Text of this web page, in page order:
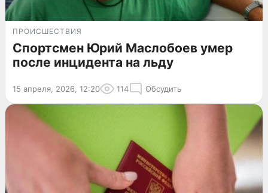
ПРОИСШЕСТВИЯ
Спортсмен Юрий Маслобоев умер
после инцидента на льду
15 апреля, 2026, 12:20 114 Обсудить